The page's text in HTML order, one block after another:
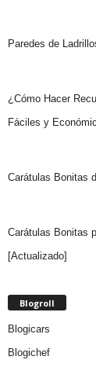
Paredes de
¿Cómo Hacer
Fáciles y
Carátulas Bonitas
Carátulas Bonitas
[Actualizado]
Blogroll
Blogicars
Blogichef